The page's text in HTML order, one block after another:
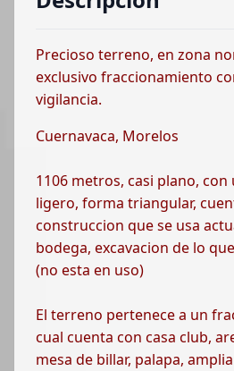
Precioso terreno, en zona
exclusivo fraccionamiento
vigilancia.
Cuernavaca, Morelos
1106 metros, casi plano,
ligero, forma triangular,
construccion que se usa
bodega, excavacion de lo
(no esta en uso)
El terreno pertenece a un
cual cuenta con casa club,
mesa de billar, palapa,